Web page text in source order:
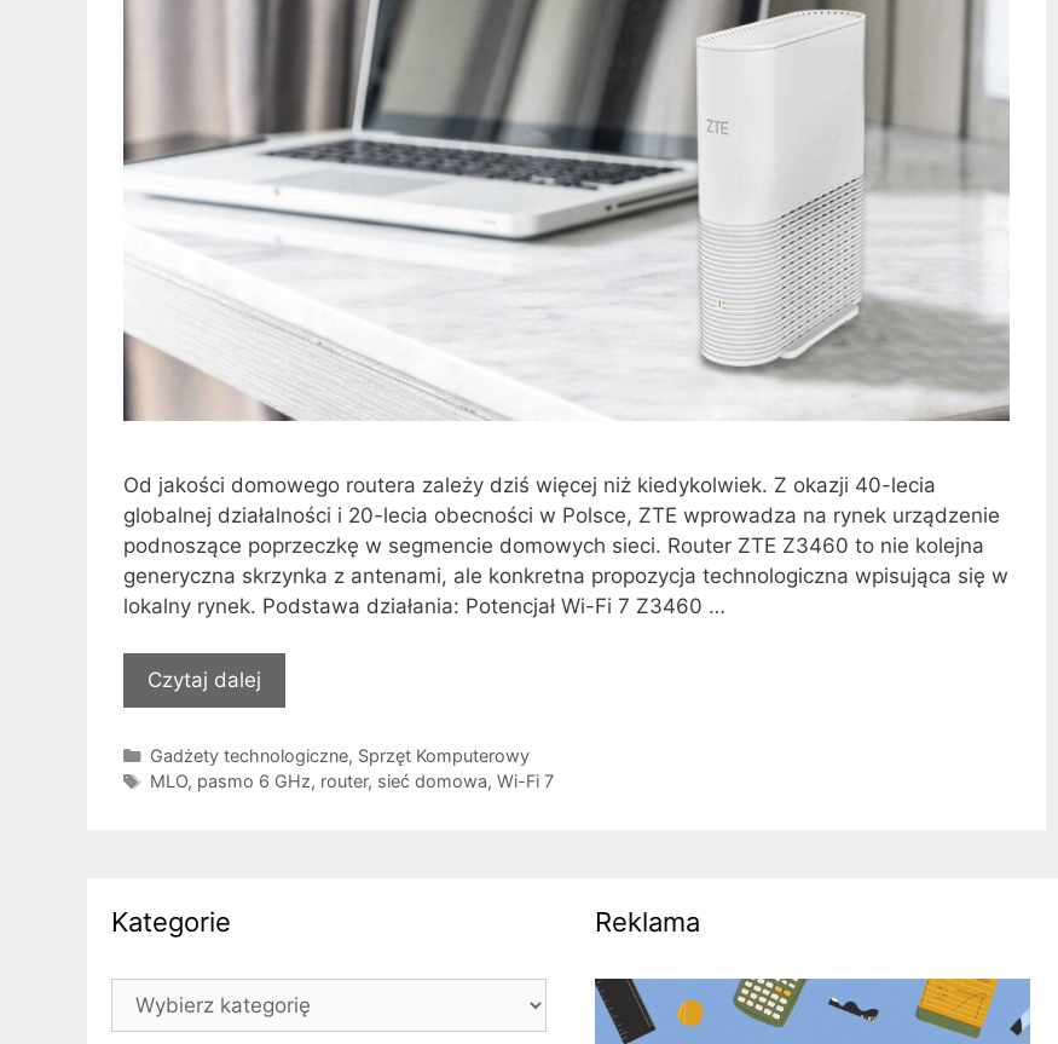
Od jakości domowego routera zależy dziś więcej niż kiedykolwiek. Z okazji 40-lecia
globalnej działalności i 20-lecia obecności w Polsce, ZTE wprowadza na rynek urządzenie
podnoszące poprzeczkę w segmencie domowych sieci. Router ZTE Z3460 to nie kolejna
generyczna skrzynka z antenami, ale konkretna propozycja technologiczna wpisująca się w
lokalny rynek. Podstawa działania: Potencjał Wi-Fi 7 Z3460 …
Czytaj dalej
Kategorie
Gadżety technologiczne, Sprzęt Komputerowy
Tagi
MLO, pasmo 6 GHz, router, sieć domowa, Wi-Fi 7
Kategorie
Kategorie
Reklama